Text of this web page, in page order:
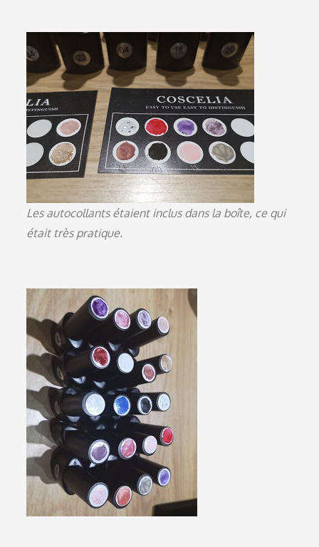
Les autocollants étaient inclus dans la boîte, ce qui
était très pratique.